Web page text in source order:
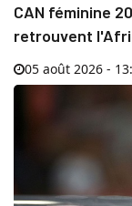
CAN féminine
retrouvent
05 août 2026 -